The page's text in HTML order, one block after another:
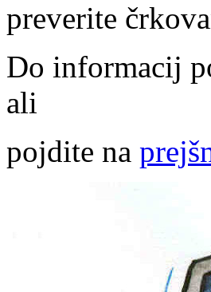
preverite
Do informacij
ali
pojdite na